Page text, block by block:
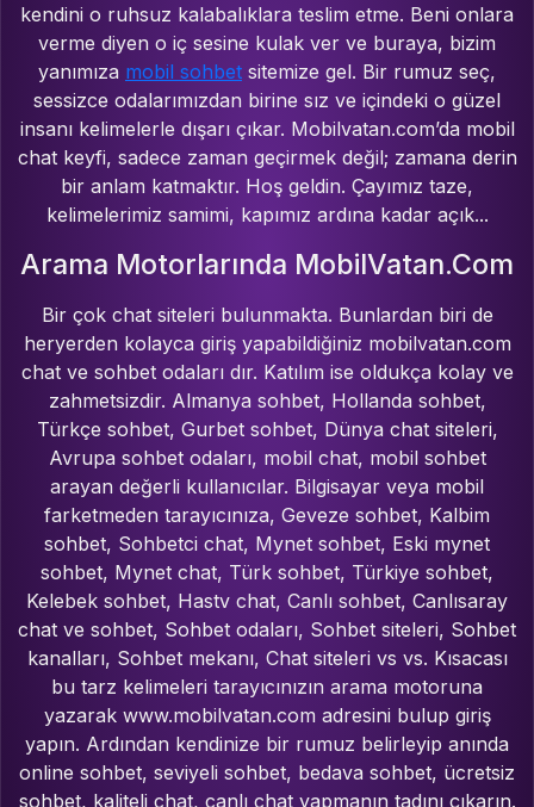
kendini o ruhsuz kalabalıklara teslim etme. Beni onlara
verme diyen o iç sesine kulak ver ve buraya, bizim
yanımıza mobil sohbet sitemize gel. Bir rumuz seç,
sessizce odalarımızdan birine sız ve içindeki o güzel
insanı kelimelerle dışarı çıkar. Mobilvatan.com’da mobil
chat keyfi, sadece zaman geçirmek değil; zamana derin
bir anlam katmaktır. Hoş geldin. Çayımız taze,
kelimelerimiz samimi, kapımız ardına kadar açık...
Arama Motorlarında MobilVatan.Com
Bir çok chat siteleri bulunmakta. Bunlardan biri de
heryerden kolayca giriş yapabildiğiniz mobilvatan.com
chat ve sohbet odaları dır. Katılım ise oldukça kolay ve
zahmetsizdir. Almanya sohbet, Hollanda sohbet,
Türkçe sohbet, Gurbet sohbet, Dünya chat siteleri,
Avrupa sohbet odaları, mobil chat, mobil sohbet
arayan değerli kullanıcılar. Bilgisayar veya mobil
farketmeden tarayıcınıza, Geveze sohbet, Kalbim
sohbet, Sohbetci chat, Mynet sohbet, Eski mynet
sohbet, Mynet chat, Türk sohbet, Türkiye sohbet,
Kelebek sohbet, Hastv chat, Canlı sohbet, Canlısaray
chat ve sohbet, Sohbet odaları, Sohbet siteleri, Sohbet
kanalları, Sohbet mekanı, Chat siteleri vs vs. Kısacası
bu tarz kelimeleri tarayıcınızın arama motoruna
yazarak www.mobilvatan.com adresini bulup giriş
yapın. Ardından kendinize bir rumuz belirleyip anında
online sohbet, seviyeli sohbet, bedava sohbet, ücretsiz
sohbet, kaliteli chat, canlı chat yapmanın tadını çıkarın.